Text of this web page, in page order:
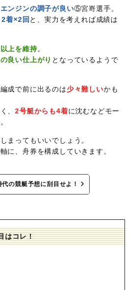
エンジンの調子が良い⑤宮嵜選手。
2着×2回 と、実力を考えれば成績は
上を維持。
良い仕上がり となっているようで
成で前に出るのは少々難しいかも
、2号艇からも4着に沈むなどモー
まってもいいでしょう。
、舟券を構成していきます。
代の競艇予想に刮目せよ！
はコレ！